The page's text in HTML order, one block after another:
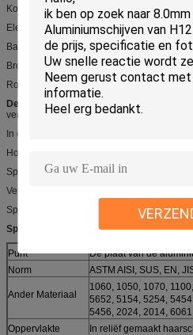
Koffieurnen
Elektrische koekepannen
Bakeware
Broodmakers
Roestvrije cookware grondplaten.
De Kwaliteit van CC:Goede oppervlakte,
verlichtingsindustrie.
In een nis gezette verlichting
Hoge baai industriële verlichting
Spanningsverlichting
Verkeerslichtreflectors
Sporten het aansteken.
Specificaties:
Punt
De plaat van de
Norm
ASTM AISI, SUS, EN,
Ander Materiaal
1060, 1050, 1070,
5652, 5154, 5254,
5456, 2024, 2014,
Oppervlakte
In reliëf gemaakt